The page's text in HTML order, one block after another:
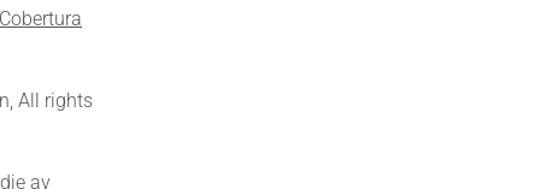
Cobertura
All rights
av